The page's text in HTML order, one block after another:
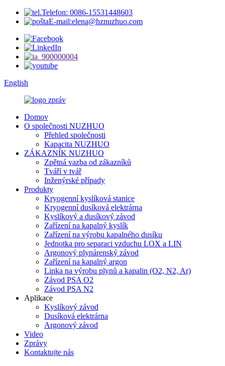
Telefon: 0086-15531448603
E-mail:elena@hznuzhuo.com
English
Domov
O společnosti NUZHUO
Přehled společnosti
Kapacita NUZHUO
ZÁKAZNÍK NUZHUO
Zpětná vazba od zákazníků
Tváří v tvář
Inženýrské případy
Produkty
Kryogenní kyslíková stanice
Kryogenní dusíková elektrárna
Kyslíkový a dusíkový závod
Zařízení na kapalný kyslík
Zařízení na výrobu kapalného dusíku
Jednotka pro separaci vzduchu LOX a LIN
Argonový plynárenský závod
Zařízení na kapalný argon
Linka na výrobu plynů a kapalin (O2, N2, Ar)
Závod PSA O2
Závod PSA N2
Aplikace
Kyslíkový závod
Dusíková elektrárna
Argonový závod
Video
Zprávy
Kontaktujte nás